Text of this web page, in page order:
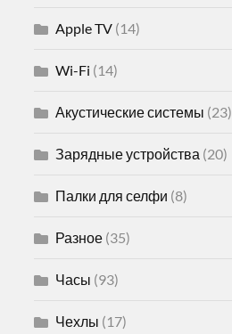
Apple TV (14)
Wi-Fi (14)
Акустические системы (23)
Зарядные устройства (20)
Палки для селфи (8)
Разное (35)
Часы (93)
Чехлы (17)